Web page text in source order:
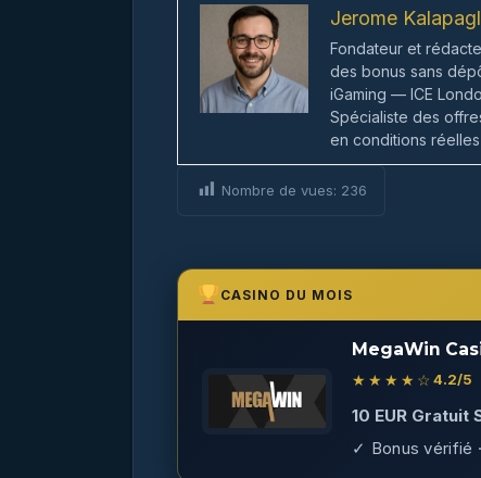
Jerome
Fondateur et
des bonus sans
iGaming — ICE
Spécialiste des
en conditions
Nombre de vues: 236
CASINO DU MOIS
MegaWin
★★★★☆ 4.2/5
10 EUR Gratuit
✓ Bonus vérifié